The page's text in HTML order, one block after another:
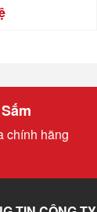
chính hãng